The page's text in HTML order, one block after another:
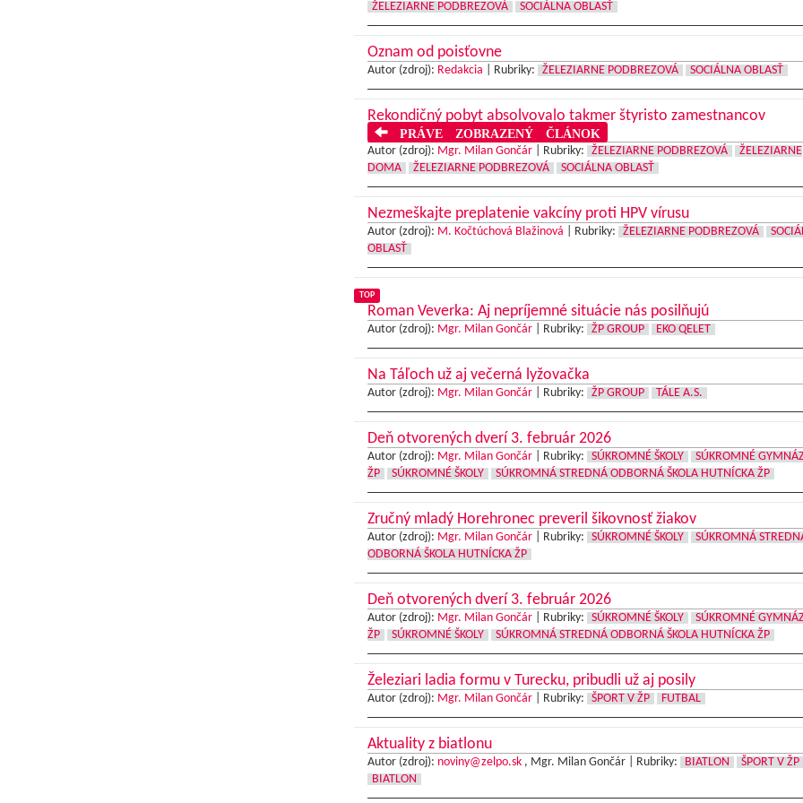
ŽELEZIARNE PODBREZOVÁ SOCIÁLNA OBLASŤ
Oznam od poisťovne
Autor (zdroj): Redakcia Rubriky: ŽELEZIARNE PODBREZOVÁ SOCIÁLNA OBLASŤ
Rekondičný pobyt absolvovalo takmer štyristo zamestnancov
PRÁVE ZOBRAZENÝ ČLÁNOK
Autor (zdroj): Mgr. Milan Gončár| Rubriky: ŽELEZIARNE PODBREZOVÁ
ŽELEZIARNE
DOMA
ŽELEZIARNE PODBREZOVÁ SOCIÁLNA OBLASŤ
Nezmeškajte preplatenie vakcíny proti HPV vírusu
Autor (zdroj): M. Kočtúchová Blažinová Rubriky: ŽELEZIARNE PODBREZOVÁ
OBLASŤ
TOP
Roman Veverka: Aj nepríjemné situácie nás posilňujú
Autor (zdroj): Mgr. Milan Gončár| Rubriky: ŽP GROUP EKO QELET
Na Táľoch už aj večerná lyžovačka
Autor (zdroj): Mgr. Milan Gončár| Rubriky: ŽP GROUP TÁLE A.S.
Deň otvorených dverí 3. február 2026
Autor (zdroj): Mgr. Milan Gončár| Rubriky: SÚKROMNÉ ŠKOLY
SÚKROMNÉ
ŽP
SÚKROMNÉ ŠKOLY SÚKROMNÁ STREDNÁ ODBORNÁ ŠKOLA HUTNÍCKA ŽP
Zručný mladý Horehronec preveril šikovnosť žiakov
Autor (zdroj): Mgr. Milan Gončár| Rubriky: SÚKROMNÉ ŠKOLY
SÚKROMNÁ
ODBORNÁ ŠKOLA HUTNÍCKA ŽP
Deň otvorených dverí 3. február 2026
Autor (zdroj): Mgr. Milan Gončár| Rubriky: SÚKROMNÉ ŠKOLY
SÚKROMNÉ
ŽP
SÚKROMNÉ ŠKOLY SÚKROMNÁ STREDNÁ ODBORNÁ ŠKOLA HUTNÍCKA ŽP
Železiari ladia formu v Turecku, pribudli už aj posily
Autor (zdroj): Mgr. Milan Gončár| Rubriky: ŠPORT V ŽP FUTBAL
Aktuality z biatlonu
Autor (zdroj): noviny@zelpo.sk, Mgr. Milan Gončár | Rubriky: BIATLON
ŠPORT V ŽP
BIATLON